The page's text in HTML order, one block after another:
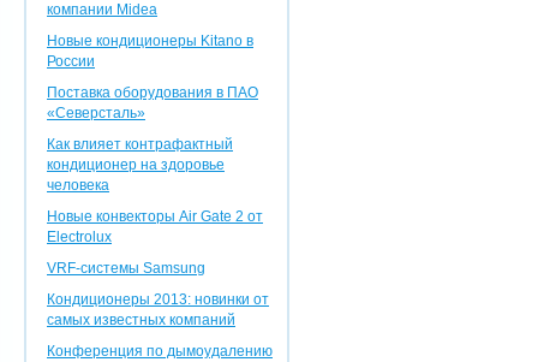
компании Midea
Новые кондиционеры Kitano в
России
Поставка оборудования в ПАО
«Северсталь»
Как влияет контрафактный
кондиционер на здоровье
человека
Новые конвекторы Air Gate 2 от
Electrolux
VRF-системы Samsung
Кондиционеры 2013: новинки от
самых известных компаний
Конференция по дымоудалению